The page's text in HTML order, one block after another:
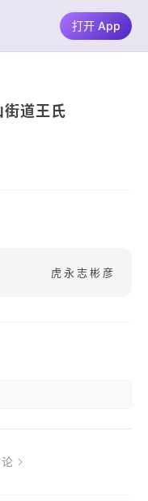
街道王氏
虎永志彬彦
打开 App